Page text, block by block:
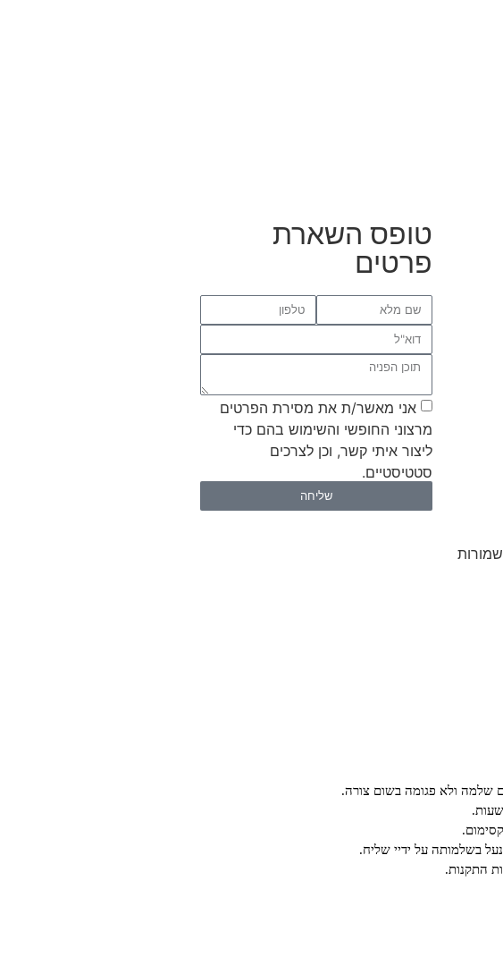
טופס השארת
פרטים
אני מאשר/ת את מסירת הפרטים
מרצוני החופשי והשימוש בהם כדי
ליצור איתי קשר, וכן לצרכים
סטטיסטיים.
שליחה
שלמה ולא פגומה בשום צורה.
בשלמותה על ידיי שליח.
התקנות.